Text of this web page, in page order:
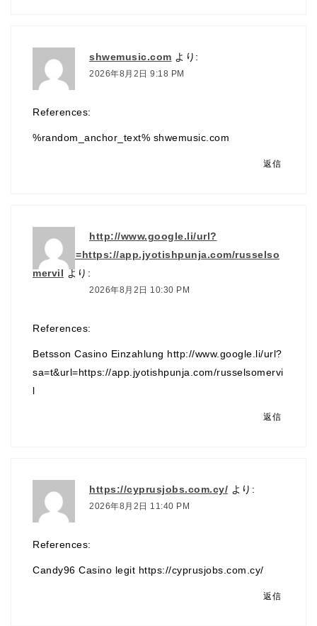
shwemusic.com より:
2026年8月2日 9:18 PM
References:
%random_anchor_text% shwemusic.com
返信
http://www.google.li/url?
sa=t&url=https://app.jyotishpunja.com/russelso
mervil より:
2026年8月2日 10:30 PM
References:
Betsson Casino Einzahlung http://www.google.li/url?
sa=t&url=https://app.jyotishpunja.com/russelsomervi
l
返信
https://cyprusjobs.com.cy/ より:
2026年8月2日 11:40 PM
References:
Candy96 Casino legit https://cyprusjobs.com.cy/
返信